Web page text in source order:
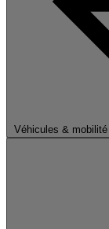
Véhicules & mobilité